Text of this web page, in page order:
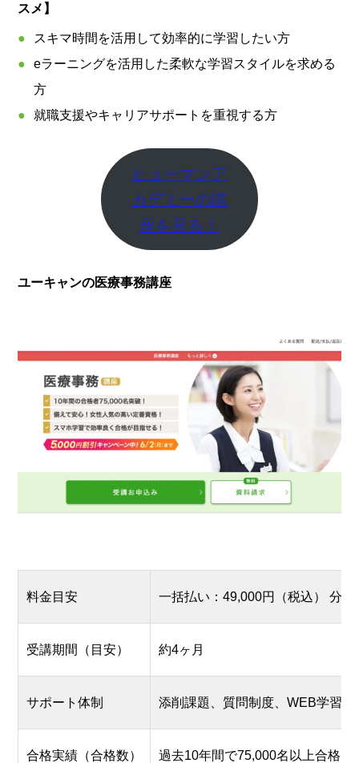
スメ】
スキマ時間を活用して効率的に学習したい方
eラーニングを活用した柔軟な学習スタイルを求める
方
就職支援やキャリアサポートを重視する方
ヒューマンア
カデミーの講
座を見る！
ユーキャンの医療事務講座
料金目安 一括払い：49,000円（税込） 分
受講期間（目安） 約4ヶ月
サポート体制 添削課題、質問制度、WEB学習対
合格実績（合格数） 過去10年間で75,000名以上合格